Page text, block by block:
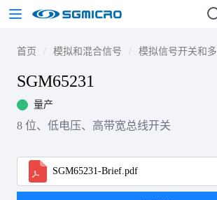
首页 模拟和混合信号 模拟信号开关和
SGM65231
量产
8 位、低电压、高带宽总线开关
SGM65231-Brief.pdf